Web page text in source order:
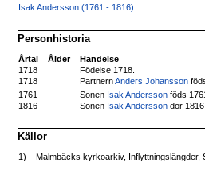
Isak Andersson (1761 - 1816)
Personhistoria
Årtal Ålder
Händelse
1718
Födelse 1718.
1718
PartnernAnders Johansson
1761
Sonen Isak Andersson föds
1816
Sonen Isak Andersson dör
Källor
1) Malmbäcks kyrkoarkiv, Inflyttningslängder,